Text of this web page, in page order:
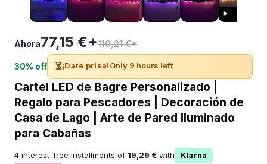
Ahora77,15 €+110,21 €+
30% off ⏳¡Date prisa!Only 9 hours left
Cartel LED de Bagre Personalizado |
Regalo para Pescadores | Decoración de
Casa de Lago | Arte de Pared Iluminado
para Cabañas
4 interest-free installments of 19,29 € with
Klarna